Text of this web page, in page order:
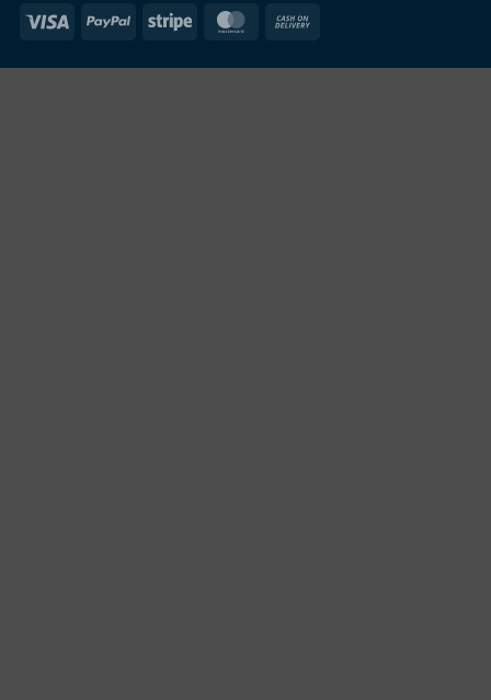
Visa PayPal Stripe MasterCard